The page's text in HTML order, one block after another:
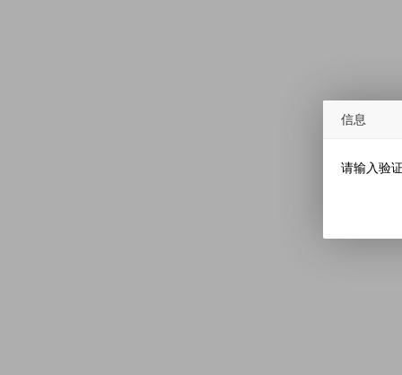
信息
请输入验